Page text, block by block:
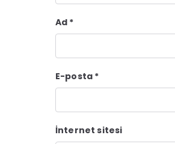
Ad *
E-posta *
İnternet sitesi